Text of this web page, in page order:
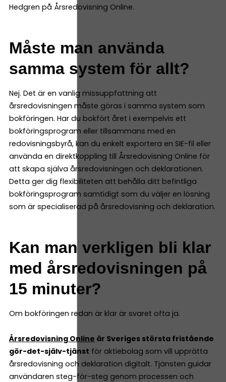
Hedgren på Årsredovisning Online.
Måste man använda
samma system för allt?
Nej. Det är en vanlig missuppfattning att
årsredovisningen måste göras i samma system som
bokföringen. Har du bokfört året i exempelvis ett
bokföringsprogram eller tillsammans med en
redovisningsbyrå, kan du enkelt exportera en SIE-fil eller
använda en direktkoppling till Årsredovisning Online för
att skapa själva årsredovisningen och deklarationen.
Detta ger dig flexibiliteten att behålla ditt befintliga
bokföringsprogram samtidigt som du väljer en lösning
som är specialiserad på årsredovisning och deklaration.
Kan man verkligen bli klar
med årsredovisningen på
15 minuter?
Om bokföringen redan är klar är svaret ofta ja.
Årsredovisning Online är Sveriges största fristående
gör-det-själv-tjänst för aktiebolag som vill upprätta
årsredovisning och deklaration digitalt. Tjänsten guidar
användaren steg-för-steg genom processen och